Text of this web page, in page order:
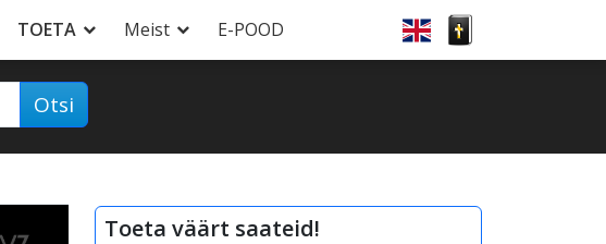
TOETA Meist E-POOD
Otsi
Toeta väärt saateid!